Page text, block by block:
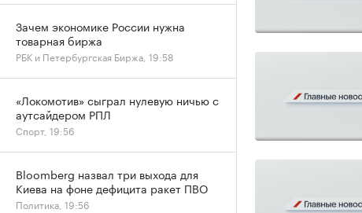
Зачем экономике России нужна
товарная биржа
РБК и Петербургская Биржа, 19:58
«Локомотив» сыграл нулевую ничью с
аутсайдером РПЛ
Спорт, 19:56
Bloomberg назвал три выхода для
Киева на фоне дефицита ракет ПВО
Политика, 19:56